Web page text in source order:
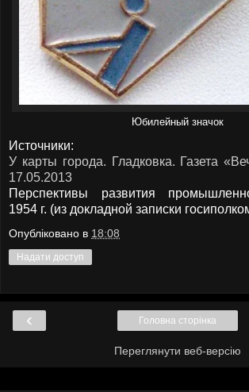
Юбилейный значок
Источники:
У карты города. Гладковка. Газета
17.05.2013
Перспективы развития
1954 г. (из докладной записки
Опубліковано в 18:08
Надати доступ
‹ Головна сторінка
Переглянути веб-версію